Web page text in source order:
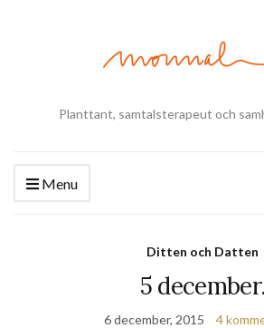
Planttant, samtalsterapeut och
Menu
Ditten och Datten
5 december.
6 december, 2015 4